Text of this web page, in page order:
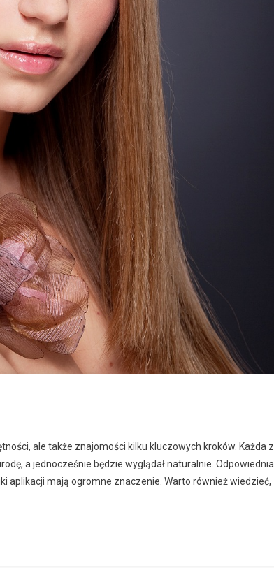
ale także znajomości kilku kluczowych kroków. Każda z
a jednocześnie będzie wyglądał naturalnie. Odpowiednia
aplikacji mają ogromne znaczenie. Warto również wiedzieć,